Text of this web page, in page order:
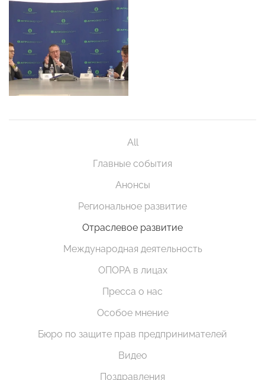
All
Главные события
Анонсы
Региональное развитие
Отраслевое развитие
Международная деятельность
ОПОРА в лицах
Пресса о нас
Особое мнение
Бюро по защите прав предпринимателей
Видео
Поздравления